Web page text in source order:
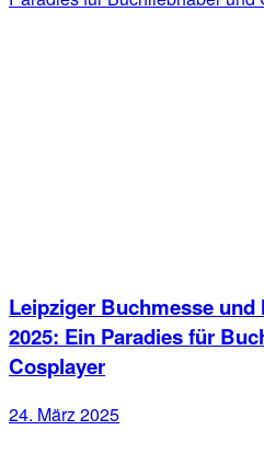
Leipziger Buchmesse
2025: Ein Paradies für
Cosplayer
24. März 2025